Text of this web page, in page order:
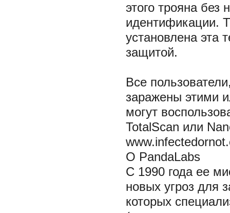
этого трояна без
идентификации.
установлена эта
защитой.
Все
заражены этими
могут
TotalScan или
О PandaLabs
С 1990 года ее
новых угроз для
которых